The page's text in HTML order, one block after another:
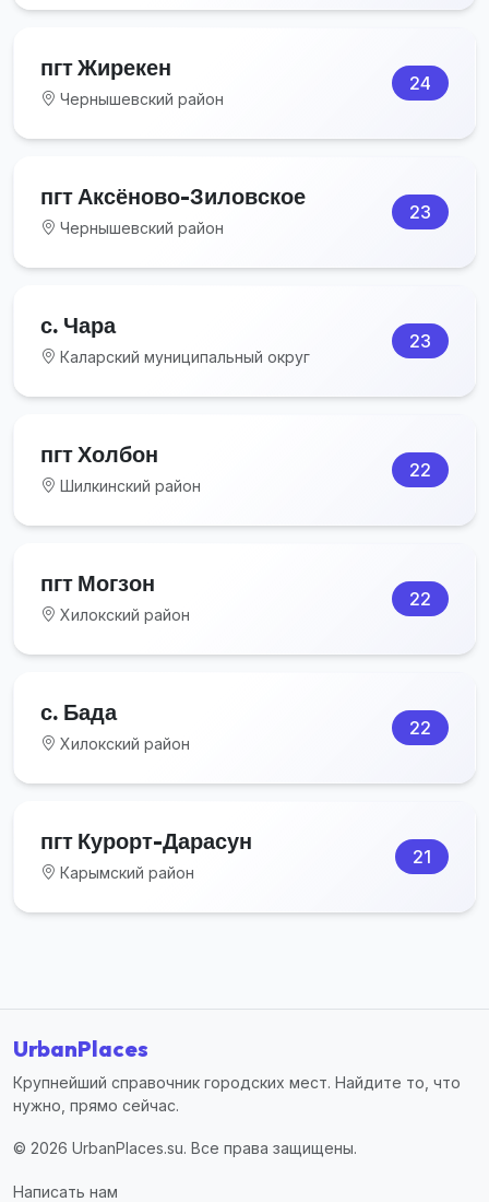
пгт Жирекен
Чернышевский район
24
пгт Аксёново-Зиловское
Чернышевский район
23
с. Чара
Каларский муниципальный округ
23
пгт Холбон
Шилкинский район
22
пгт Могзон
Хилокский район
22
с. Бада
Хилокский район
22
пгт Курорт-Дарасун
Карымский район
21
UrbanPlaces
Крупнейший справочник городских мест. Найдите то, что
нужно, прямо сейчас.
© 2026 UrbanPlaces.su. Все права защищены.
Написать нам